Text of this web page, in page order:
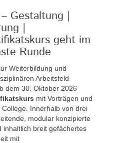
Gestaltung |
|
geht im
Runde
Weiterbildung und
Arbeitsfeld
dem 30. Oktober 2026
mit Vorträgen und
Innerhalb von drei
modular konzipierte
inhaltlich breit gefächertes
mit